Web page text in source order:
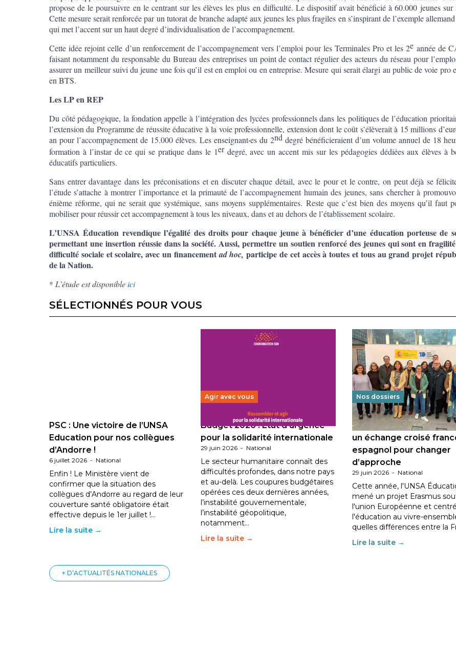
propose de le poursuivre en le centrant sur les élèves les plus en difficulté. Le dispositif avait bénéficié à 60.000 jeunes sur
Cette mesure serait renforcée par un tutorat de branche adapté aux jeunes les plus fragiles en s’inspirant de l’exemple
qui met l’accent sur un haut degré d’individualisation de l’accompagnement.
Cette idée rejoint celle d’un renforcement de l’accompagnement vers l’emploi pour les Terminales Pro et les 2e année de
faisant notamment du responsable du Bureau des entreprises un point de contact régulier des acteurs du réseau pour
assurer un meilleur suivi du jeune une fois qu’il est en emploi ou en entreprise. Mesure qui serait élargi au public de voie pro
en BTS.
Les LP en REP
Du côté pédagogique, la fondation appelle à l’intégration des lycées professionnels dans les politiques de l’éducation
l’extension du Programme de réussite éducative à la voie professionnelle, extension dont le coût s’élèverait à 15 millions
an pour l’accompagnement de 15.000 élèves. Les enseignant·es du 2nd degré bénéficieraient d’un volume annuel de 18
formation à l’instar de ce qui se pratique dans le 1erdegré, avec un accent mis sur les pédagogies dédiées aux élèves à
éducatifs particuliers.
Sans entrer davantage dans les préconisations et en discuter chaque détail, avec le pour et le contre, on peut déjà se
l’étude s’attache à montrer l’importance et la primauté de l’accompagnement humain des jeunes, sans chercher à
énième réforme, qui ne serait que systémique, sans moyens supplémentaires. Reste que c’est bien des moyens qu’il faut
mobiliser pour réussir cet accompagnement à tous les niveaux, dans et au dehors de l’établissement scolaire.
L’UNSA Éducation revendique l’égalité des droits pour chaque jeune à bénéficier d’une éducation porteuse de
permettant une insertion réussie dans la société. Aussi, permettre un soutien renforcé des jeunes qui sont en
difficulté sociale et scolaire, avec un financementad hoc,participe de cet accès à toutes et tous au grand projet
de la Nation.
* L’étude est disponibleici
SÉLECTIONNÉS POUR VOUS
PSC : Une victoire de l’UNSA
Education pour nos collègues
d’Andorre !
6 juillet 2026 - National
Enfin ! Le Ministère vient de
confirmer que la situation des
collègues d’Andorre au regard de leur
couverture santé obligatoire était
effective depuis le 1er juillet !…
Lire la suite →
Agir avec vous
Budget 2026 : État d’urgence
pour la solidarité internationale
29 juin 2026 - National
Le secteur humanitaire connaît des
difficultés profondes, dans notre pays
et au-delà. Les coupures budgétaires
opérées ces deux dernières années,
l’instabilité gouvernementale,
l’instabilité géopolitique,
notamment…
Lire la suite →
Nos dossiers
Éducation au vivre-
un échange croisé
espagnol pour changer
d’approche
29 juin 2026 - National
Cette année, l'UNSA
mené un projet Erasmus
l'union Européenne et
l'éducation au vivre-
quelles différences entre la
Lire la suite →
+ D’ACTUALITÉS NATIONALES